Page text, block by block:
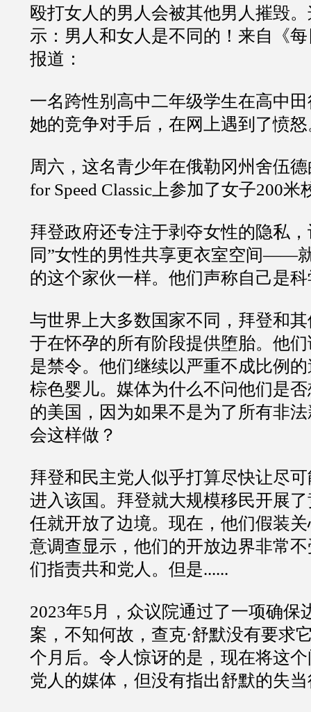
殴打女人的男人会被其他男人摧毁
示：男人和女人是不同的！来自《
报道：
一名跨性别高中二年级学生在高中
她的竞争对手后，在网上遇到了愤
周六，这名青少年在俄勒冈州舍伍德
for Speed Classic上参加了女子200米
拜登政府还专注于剥夺女性的隐私
同”女性的男性共享更衣室空间——
的这个家伙一样。他们声称自己是
与世界上大多数国家不同，拜登和
于在怀孕的所有阶段提供堕胎。他
是禁令。他们继续以严重不成比例
棕色婴儿。媒体为什么不问他们是
的美国，因为如果不是为了所有非
会这样做？
拜登和民主党人似乎打算尽快让尽
进入该国。拜登就大规模移民开展
任就开放了边境。现在，他们假装
意调查显示，他们的开放边界非常
们指责共和党人。但是......
2023年5月，众议院通过了一项确保
案，不知何故，查克·舒默没有要求
个月后。令人惊讶的是，现在将这
党人的媒体，但没有指出舒默的失